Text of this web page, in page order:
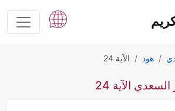
هود الآية 24
الآية 24